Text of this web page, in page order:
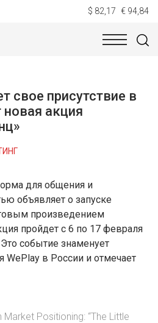
$ 82,17 € 94,84
свое присутствие в
новая акция
для общения и
объявляет о запуске
произведением
пройдет с 6 по 17 февраля
событие знаменует
WePlay в России и отмечает
Positioning: “The Little